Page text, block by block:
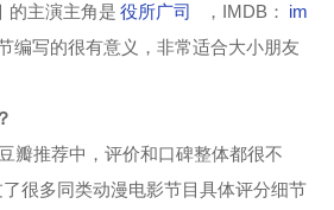
的主演主角是 役所广司 ，IMDB： im
编写的很有意义，非常适合大小朋友
瓣推荐中，评价和口碑整体都很不
很多同类动漫电影节目具体评分细节